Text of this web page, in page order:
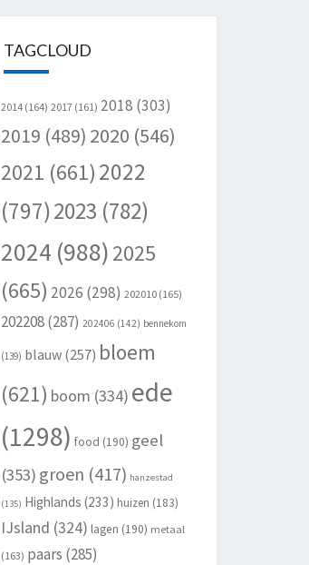
TAGCLOUD
2014(164) 2017(161) 2018 (303)
2019 (489) 2020 (546)
2021 (661) 2022
(797)2023 (782)
2024 (988) 2025
(665) 2026 (298) 202010(165)
202208(287) 202406 (142) bennekom
(139) blauw(257) bloem
(621) boom (334) ede
(1298) food (190) geel
(353) groen (417) hanzestad
(135) Highlands (233) huizen (183)
IJsland (324) lagen (190) metaal
(163) paars (285)